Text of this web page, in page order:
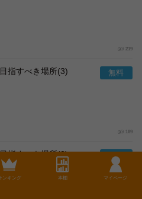
219
指すべき場所(3)
189
指すべき場所(2)
ンキング 本棚 マイページ